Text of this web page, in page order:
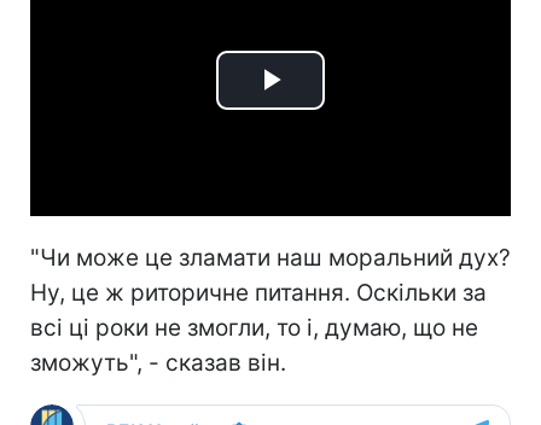
Play
"Чи може це зламати наш моральний дух?
Ну, це ж риторичне питання. Оскільки за
всі ці роки не змогли, то і, думаю, що не
зможуть", - сказав він.